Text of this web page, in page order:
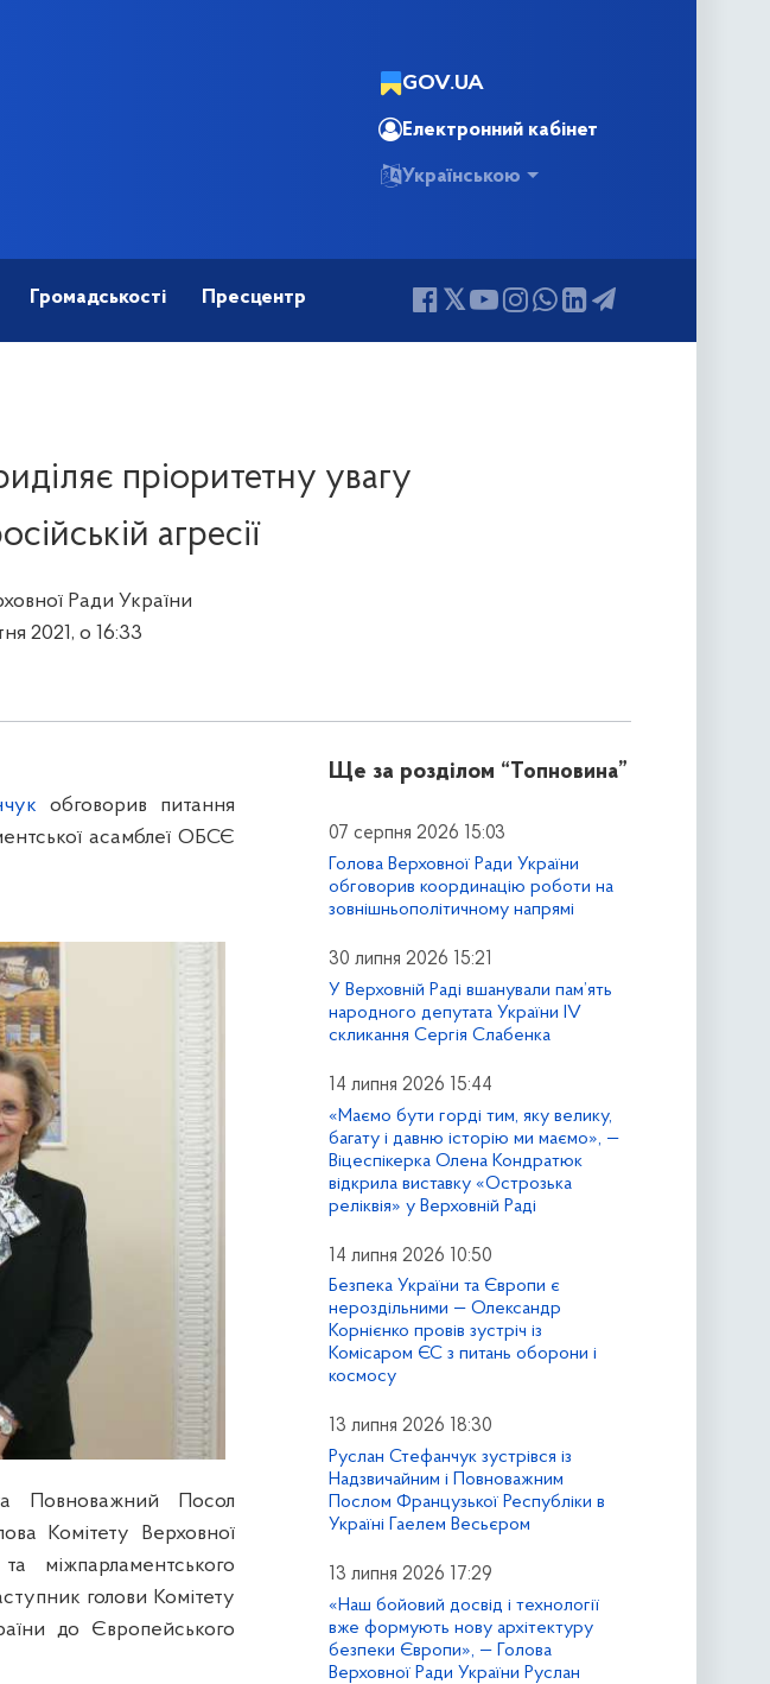
GOV.UA
Електронний кабінет
Українською
Громадськості Пресцентр
пріоритетну увагу
агресії
Ради України
2021, о 16:33
обговорив питання
асамблеї ОБСЄ
Повноважний Посол
Комітету Верховної
міжпарламентського
голови Комітету
до Європейського
Ще за розділом “Топновина”
07 серпня 2026 15:03
Голова Верховної Ради України
обговорив координацію роботи на
зовнішньополітичному напрямі
30 липня 2026 15:21
У Верховній Раді вшанували пам’ять
народного депутата України IV
скликання Сергія Слабенка
14 липня 2026 15:44
«Маємо бути горді тим, яку велику,
багату і давню історію ми маємо», —
Віцеспікерка Олена Кондратюк
відкрила виставку «Острозька
реліквія» у Верховній Раді
14 липня 2026 10:50
Безпека України та Європи є
нероздільними — Олександр
Корнієнко провів зустріч із
Комісаром ЄС з питань оборони і
космосу
13 липня 2026 18:30
Руслан Стефанчук зустрівся із
Надзвичайним і Повноважним
Послом Французької Республіки в
Україні Гаелем Весьєром
13 липня 2026 17:29
«Наш бойовий досвід і технології
вже формують нову архітектуру
безпеки Європи», — Голова
Верховної Ради України Руслан